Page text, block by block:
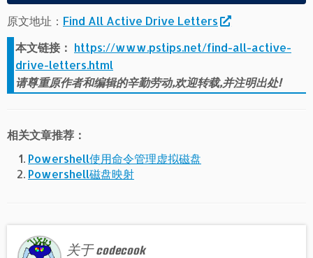
原文地址： Find All Active Drive Letters
本文链接： https://www.pstips.net/find-all-active-
drive-letters.html
请尊重原作者和编辑的辛勤劳动,欢迎转载,并注明出处!
相关文章推荐：
Powershell使用命令管理虚拟磁盘
Powershell磁盘映射
关于 codecook